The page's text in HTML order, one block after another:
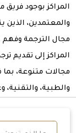
المراكز بوجود فريق
والمعتمدين،
مجال الترجمة
المراكز إلى تقديم
مجالات متنوعة، بما
والطبية، والتقنية،